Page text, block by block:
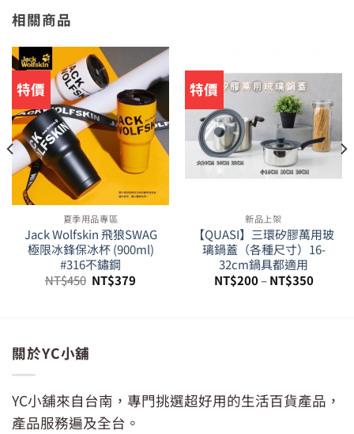
相關商品
特價
夏季用品專區
Jack Wolfskin 飛狼SWAG
極限冰鋒保冰杯 (900ml)
#316不鏽鋼
NT$450 原
始
NT$379
特價
新品上架
【QUASI】三環矽膠萬用玻
璃鍋蓋（各種尺寸）16-
32cm鍋具都適用
NT$200–NT$350
關於YC小舖
YC小舖來自台南，專門挑選超好用的生活百貨產品，
產品服務遍及全台。